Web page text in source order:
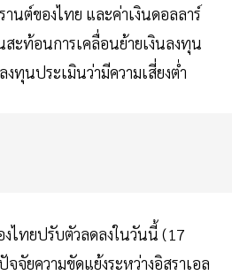
นต์ของไทย และค่าเงินดอลลาร์
ะท้อนการเคลื่อนย้ายเงินลงทุน
นประเมินว่ามีความเสี่ยงต่ำ
ไทยปรับตัวลดลงในวันนี้ (17
จัยความขัดแย้งระหว่างอิสราเอล